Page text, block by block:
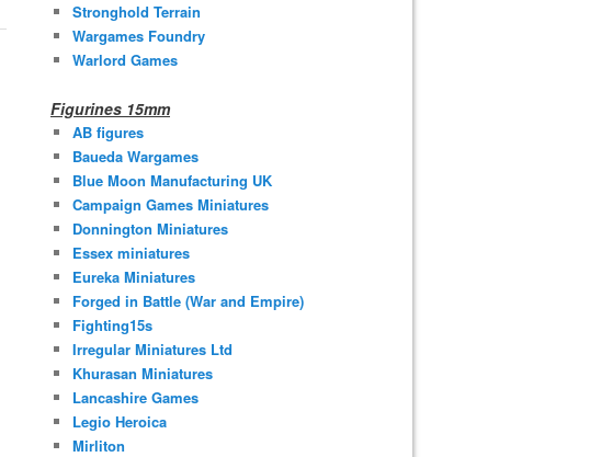
Stronghold Terrain
Wargames Foundry
Warlord Games
Figurines 15mm
AB figures
Baueda Wargames
Blue Moon Manufacturing UK
Campaign Games Miniatures
Donnington Miniatures
Essex miniatures
Eureka Miniatures
Forged in Battle (War and Empire)
Fighting15s
Irregular Miniatures Ltd
Khurasan Miniatures
Lancashire Games
Legio Heroica
Mirliton